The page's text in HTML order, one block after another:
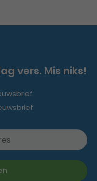
vers. Mis niks!